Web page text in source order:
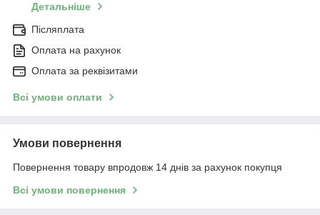
Детальніше
Післяплата
Оплата на рахунок
Оплата за реквізитами
Всі умови оплати
Умови повернення
Повернення товару впродовж 14 днів за рахунок покупця
Всі умови повернення